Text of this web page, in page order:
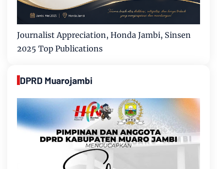
Journalist Appreciation, Honda Jambi, Sinsen
2025 Top Publications
DPRD Muarojambi